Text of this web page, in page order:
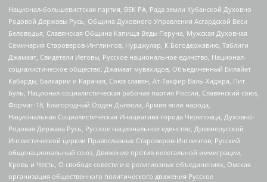
Национал-большевистская партия, ВЕК РА, Рада земли Кубанской Духовно
Родовой Державы Русь, Община Духовного Управления Асгардской Веси
Беловодья, Славянская Община Капища Веды Перуна, Мужская Духовная
Семинария Староверов-Инглингов, Нурджулар, К Богодержавию, Таблиги
Джамаат, Свидетели Иеговы, Русское национальное единство, Национал-
социалистическое общество, Джамаат мувахидов, Объединенный Вилайат
Кабарды, Балкарии и Карачая, Союз славян, Ат-Такфир Валь-Хиджра, Пит
Буль, Национал-социалистическая рабочая партия России, Славянский союз,
Формат-18, Благородный Орден Дьявола, Армия воли народа,
Национальная Социалистическая Инициатива города Череповца, Духовно-
Родовая Держава Русь, Русское национальное единство, Древнерусской
Инглистической церкви Православных Староверов-Инглингов, Русский
общенациональный союз, Движение против нелегальной иммиграции,
Кровь и Честь, О свободе совести и о религиозных объединениях, Омская
организация общественного политического движения Русское